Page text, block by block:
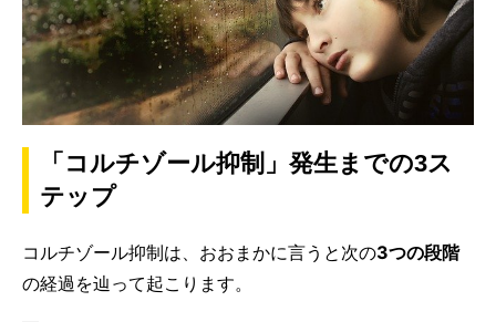
「コルチゾール抑制」発生までの3ス
テップ
コルチゾール抑制は、おおまかに言うと次の3つの段階
の経過を辿って起こります。